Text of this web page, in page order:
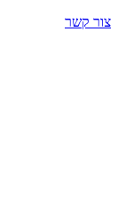
צור קשר